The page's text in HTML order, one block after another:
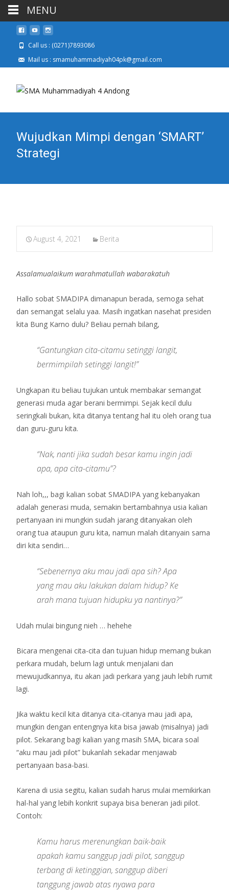
Call us : (0271)7893086
Mail us : smamuhammadiyah04pk@gmail.com
Wujudkan Mimpi dengan ‘SMART’
Strategi
August 4, 2021 Berita
Assalamualaikum warahmatullah wabarakatuh
Hallo sobat SMADIPA dimanapun berada, semoga sehat
dan semangat selalu yaa. Masih ingatkan nasehat presiden
kita Bung Karno dulu? Beliau pernah bilang,
“Gantungkan cita-citamu setinggi langit,
bermimpilah setinggi langit!”
Ungkapan itu beliau tujukan untuk membakar semangat
generasi muda agar berani bermimpi. Sejak kecil dulu
seringkali bukan, kita ditanya tentang hal itu oleh orang tua
dan guru-guru kita.
“Nak, nanti jika sudah besar kamu ingin jadi
apa, apa cita-citamu”?
Nah loh,,, bagi kalian sobat SMADIPA yang kebanyakan
adalah generasi muda, semakin bertambahnya usia kalian
pertanyaan ini mungkin sudah jarang ditanyakan oleh
orang tua ataupun guru kita, namun malah ditanyain sama
diri kita sendiri…
“Sebenernya aku mau jadi apa sih? Apa
yang mau aku lakukan dalam hidup? Ke
arah mana tujuan hidupku ya nantinya?”
Udah mulai bingung nieh … hehehe
Bicara mengenai cita-cita dan tujuan hidup memang bukan
perkara mudah, belum lagi untuk menjalani dan
mewujudkannya, itu akan jadi perkara yang jauh lebih rumit
lagi.
Jika waktu kecil kita ditanya cita-citanya mau jadi apa,
mungkin dengan entengnya kita bisa jawab (misalnya) jadi
pilot. Sekarang bagi kalian yang masih SMA, bicara soal
“aku mau jadi pilot” bukanlah sekadar menjawab
pertanyaan basa-basi.
Karena di usia segitu, kalian sudah harus mulai memikirkan
hal-hal yang lebih konkrit supaya bisa beneran jadi pilot.
Contoh:
Kamu harus merenungkan baik-baik
apakah kamu sanggup jadi pilot, sanggup
terbang di ketinggian, sanggup diberi
tanggung jawab atas nyawa para
MENU